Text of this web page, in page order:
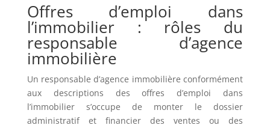
Offres d’emploi dans
l’immobilier : rôles du
responsable d’agence
immobilière
Un responsable d’agence immobilière conformément
aux descriptions des offres d’emploi dans
l’immobilier s’occupe de monter le dossier
administratif et financier des ventes ou des